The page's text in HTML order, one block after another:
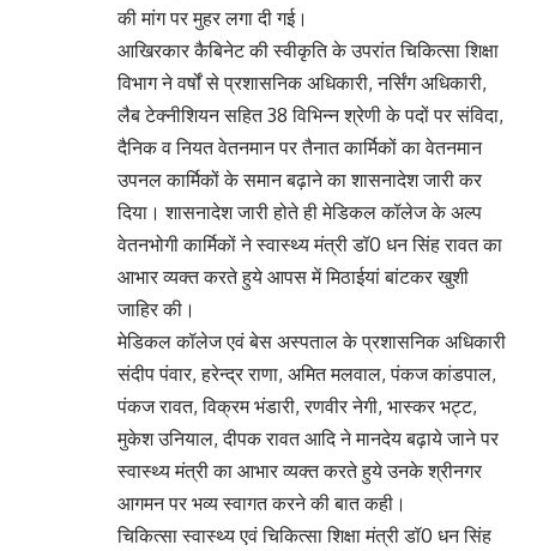
की मांग पर मुहर लगा दी गई।
आखिरकार कैबिनेट की स्वीकृति के उपरांत चिकित्सा शिक्षा
विभाग ने वर्षों से प्रशासनिक अधिकारी, नर्सिंग अधिकारी,
लैब टेक्नीशियन सहित 38 विभिन्न श्रेणी के पदों पर संविदा,
दैनिक व नियत वेतनमान पर तैनात कार्मिकों का वेतनमान
उपनल कार्मिकों के समान बढ़ाने का शासनादेश जारी कर
दिया। शासनादेश जारी होते ही मेडिकल कॉलेज के अल्प
वेतनभोगी कार्मिकों ने स्वास्थ्य मंत्री डॉ0 धन सिंह रावत का
आभार व्यक्त करते हुये आपस में मिठाईयां बांटकर खुशी
जाहिर की।
मेडिकल कॉलेज एवं बेस अस्पताल के प्रशासनिक अधिकारी
संदीप पंवार, हरेन्द्र राणा, अमित मलवाल, पंकज कांडपाल,
पंकज रावत, विक्रम भंडारी, रणवीर नेगी, भास्कर भट्ट,
मुकेश उनियाल, दीपक रावत आदि ने मानदेय बढ़ाये जाने पर
स्वास्थ्य मंत्री का आभार व्यक्त करते हुये उनके श्रीनगर
आगमन पर भव्य स्वागत करने की बात कही।
चिकित्सा स्वास्थ्य एवं चिकित्सा शिक्षा मंत्री डॉ0 धन सिंह